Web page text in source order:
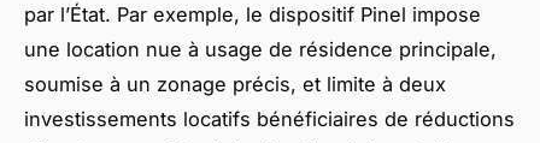
par l’État. Par exemple, le dispositif Pinel impose
une location nue à usage de résidence principale,
soumise à un zonage précis, et limite à deux
investissements locatifs bénéficiaires de réductions